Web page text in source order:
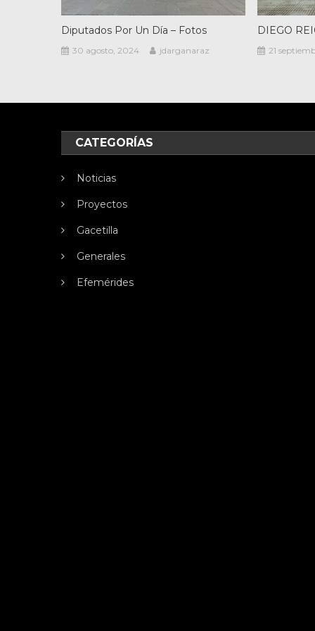
Diputados Por Un Día – Fotos
30 agosto, 2024 jdarganaraz
DIEGO
21
CATEGORÍAS
Noticias
Proyectos
Gacetilla
Generales
Efemérides